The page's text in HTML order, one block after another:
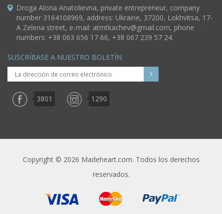
Droga Alona Anatolievna, private entrepreneur, company
number 3164108969, address: Ukraine, 37200, Lokhvitsa, 17-
A Zelena street, e-mail: atmtkachev@gmail.com, phone
numbers: +38 063 656 17 66, +38 067 239 57 24.
SUSCRÍBASE A NUESTRO BOLETÍN
3801 1290
Copyright © 2026 Madeheart.com. Todos los derechos
reservados.